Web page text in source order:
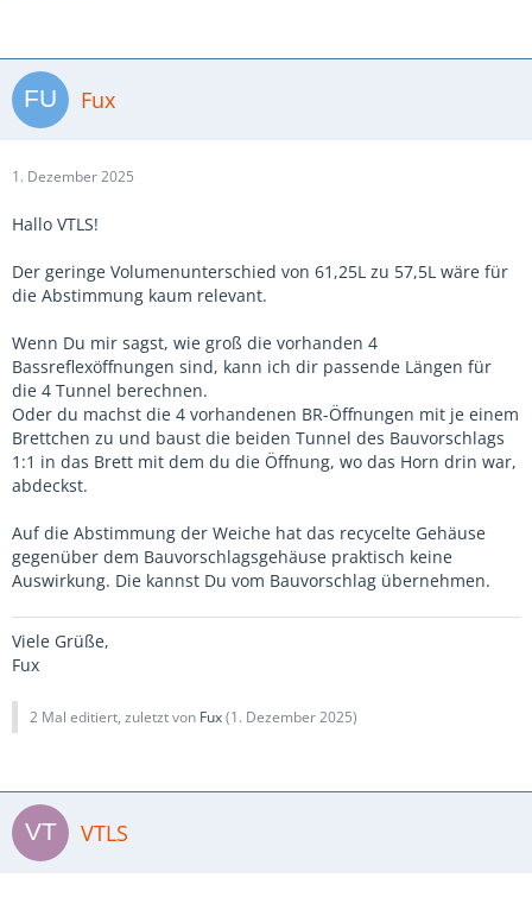
Fux
1. Dezember 2025
Hallo VTLS!
Der geringe Volumenunterschied von 61,25L zu 57,5L wäre für
die Abstimmung kaum relevant.
Wenn Du mir sagst, wie groß die vorhanden 4
Bassreflexöffnungen sind, kann ich dir passende Längen für
die 4 Tunnel berechnen.
Oder du machst die 4 vorhandenen BR-Öffnungen mit je einem
Brettchen zu und baust die beiden Tunnel des Bauvorschlags
1:1 in das Brett mit dem du die Öffnung, wo das Horn drin war,
abdeckst.
Auf die Abstimmung der Weiche hat das recycelte Gehäuse
gegenüber dem Bauvorschlagsgehäuse praktisch keine
Auswirkung. Die kannst Du vom Bauvorschlag übernehmen.
Viele Grüße,
Fux
2 Mal editiert, zuletzt von Fux(1. Dezember 2025)
VTLS